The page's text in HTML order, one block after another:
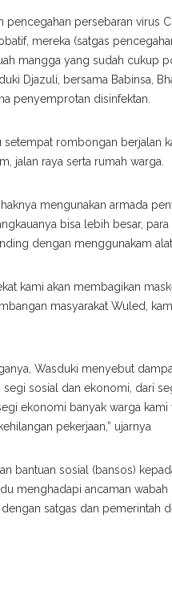
pencegahan persebaran virus
mereka (satgas
mangga yang sudah cukup
Djazuli, bersama Babinsa,
penyemprotan disinfektan.
rombongan berjalan
jalan raya serta rumah warga.
mengunakan armada
bisa lebih besar,
dengan menggunakam
kami akan membagikan
masyarakat Wuled,
Wasduki menyebut
sosial dan ekonomi, dari
ekonomi banyak warga
pekerjaan,” ujarnya
bantuan sosial (bansos)
menghadapi ancaman
satgas dan pemerintah